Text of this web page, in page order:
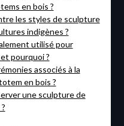
en bois ?
les styles de sculpture
indigènes ?
utilisé pour
pourquoi ?
associés à la
en bois ?
une sculpture de